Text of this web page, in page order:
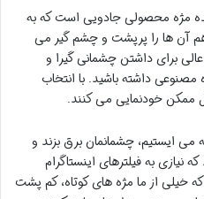
مژه محصولی جادویی است که به
آن ها را پرپشت و چشم گیر می
برای داشتن چشمانی گیرا و
مصنوعی داشته باشید. با انتخاب
ممکن خودنمایی می کنند.
ایستیم، چشمانمان برق بزند و
نیازی به فیلترهای اینستاگرام
خیلی از ما مژه های کوتاه، کم پشت